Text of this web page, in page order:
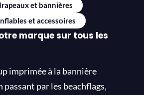
et bannières
et accessoires
marque sur tous les
imprimée à la bannière
passant par les beachflags,